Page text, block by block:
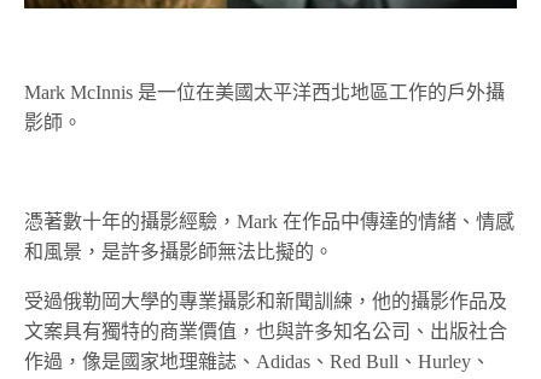
Mark McInnis 是一位在美國太平洋西北地區工作的戶外攝
影師。
憑著數十年的攝影經驗，Mark 在作品中傳達的情緒、情感
和風景，是許多攝影師無法比擬的。
受過俄勒岡大學的專業攝影和新聞訓練，他的攝影作品及
文案具有獨特的商業價值，也與許多知名公司、出版社合
作過，像是國家地理雜誌、Adidas、Red Bull、Hurley、